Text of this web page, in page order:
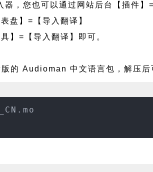
器，您也可以通过网站后台【插件
盘】=【导入翻译】
】=【导入翻译】即可。
版的 Audioman 中文语言包，解压后